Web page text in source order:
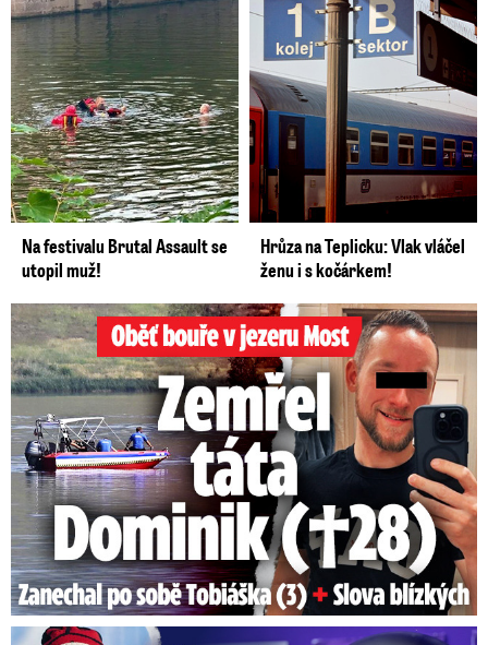
Na festivalu Brutal Assault se
utopil muž!
Hrůza na Teplicku: Vlak vláčel
ženu i s kočárkem!
Oběť bouře v jezeru Most: Zemřel táta Dominik (†28)